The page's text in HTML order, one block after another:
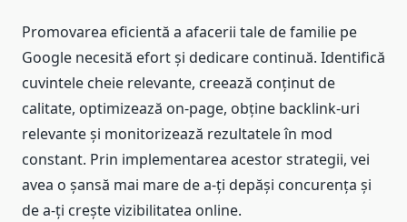
Promovarea eficientă a afacerii tale de familie pe
Google necesită efort și dedicare continuă. Identifică
cuvintele cheie relevante, creează conținut de
calitate, optimizează on-page, obține backlink-uri
relevante și monitorizează rezultatele în mod
constant. Prin implementarea acestor strategii, vei
avea o șansă mai mare de a-ți depăși concurența și
de a-ți crește vizibilitatea online.